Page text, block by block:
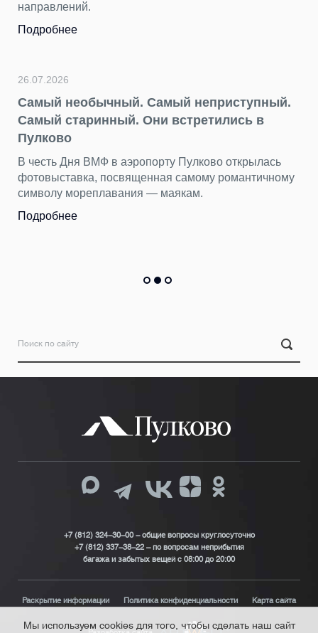
направлений.
Подробнее
26.07.2026
Самый необычный. Самый неприступный.
Самый старинный. Они встретились в
Пулково
В честь Дня ВМФ в аэропорту Пулково открылась
фотовыставка, посвященная самому романтичному
символу мореплавания — маякам.
Подробнее
+7 (812) 324-30-00 - общие вопросы круглосуточно
+7 (812) 337-38-22 – по вопросам неприбытия
багажа и забытых вещей с 08:00 до 20:00
Раскрытие информации Политика конфиденциальности Карта сайта
Мы используем cookies для того, чтобы сделать наш сайт